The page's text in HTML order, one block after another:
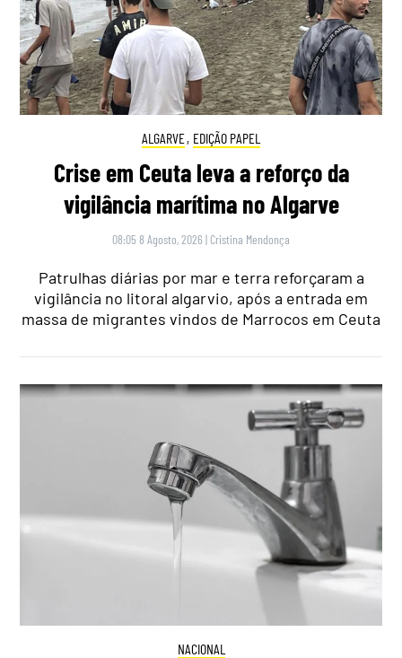
ALGARVE, EDIÇÃO PAPEL
Crise em Ceuta leva a reforço da
vigilância marítima no Algarve
08:05 8 Agosto, 2026 | Cristina Mendonça
Patrulhas diárias por mar e terra reforçaram a
vigilância no litoral algarvio, após a entrada em
massa de migrantes vindos de Marrocos em Ceuta
NACIONAL